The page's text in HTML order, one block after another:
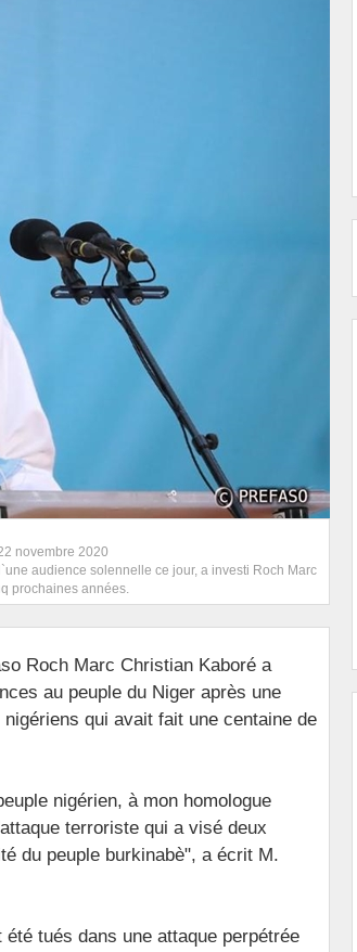
novembre 2020
audience solennelle ce jour, a investi Roch Marc
prochaines années.
Roch Marc Christian Kaboré a
au peuple du Niger après une
qui avait fait une centaine de
nigérien, à mon homologue
terroriste qui a visé deux
du peuple burkinabè", a écrit M.
tués dans une attaque perpétrée